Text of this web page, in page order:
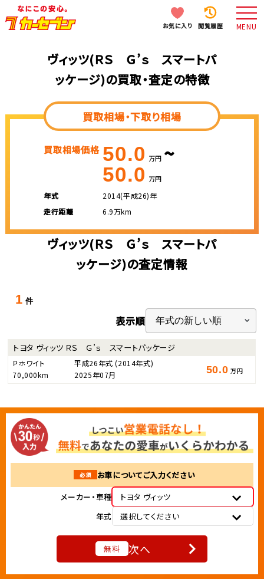
お気に入り 閲覧履歴 MENU
ヴィッツ(ＲＳ Ｇ’ｓ スマートパ
ッケージ)の買取・査定の特徴
買取相場・下取り相場
買取相場価格 50.0 万円 ~
50.0 万円
年式
2014(平成26)年
走行距離
6.9万km
ヴィッツ(ＲＳ Ｇ’ｓ スマートパ
ッケージ)の査定情報
1 件
表示順
トヨタ ヴィッツ ＲＳ Ｇ’ｓ スマートパッケージ
Ｐホワイト 平成26年式(2014年式)
70,000km
2025年07月 50.0 万円
必須
お車についてご入力ください
メーカー・車種
トヨタ ヴィッツ
年式
選択してください
無料 次へ